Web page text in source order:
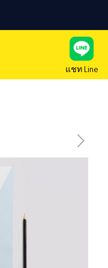
แชท Line